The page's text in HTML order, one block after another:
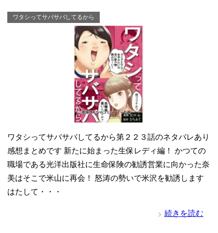
ワタシってサバサバしてるから
ワタシってサバサバしてるから第２２３話のネタバレあり
感想まとめです 新たに始まった生保レディ編！ かつての
職場である光洋出版社に生命保険の勧誘営業に向かった奈
美はそこで米山に再会！ 怒涛の勢いで米沢を勧誘します
はたして・・・
続きを読む